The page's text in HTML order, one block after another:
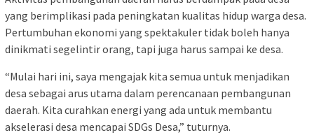
yang berimplikasi pada peningkatan kualitas hidup warga desa.
Pertumbuhan ekonomi yang spektakuler tidak boleh hanya
dinikmati segelintir orang, tapi juga harus sampai ke desa.
“Mulai hari ini, saya mengajak kita semua untuk menjadikan
desa sebagai arus utama dalam perencanaan pembangunan
daerah. Kita curahkan energi yang ada untuk membantu
akselerasi desa mencapai SDGs Desa,” tuturnya.